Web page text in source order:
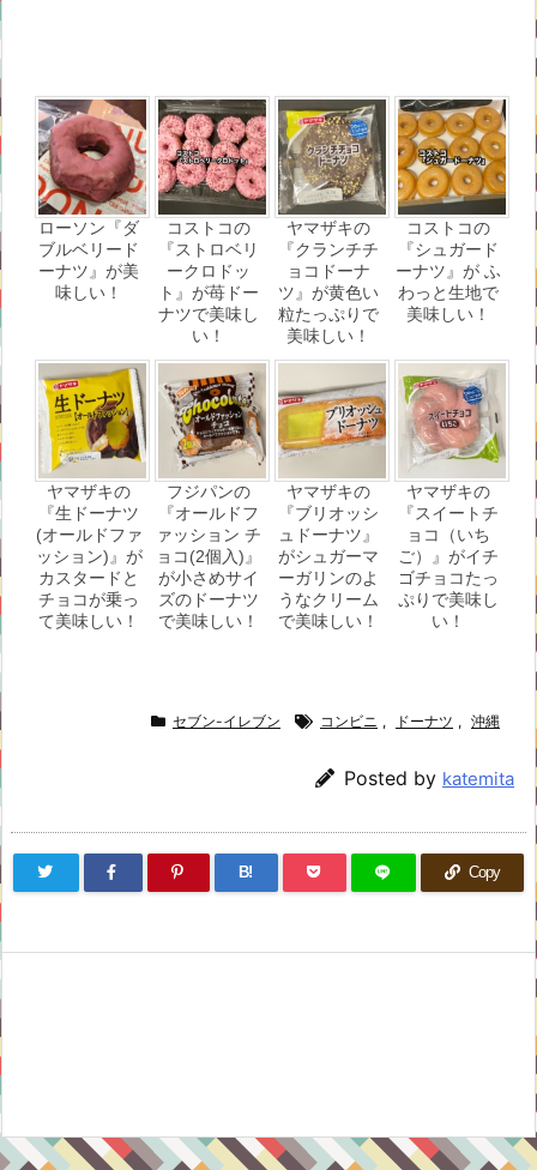
ローソン『ダ
ブルベリード
ーナツ』が美
味しい！
コストコの
『ストロベリ
ークロドッ
ト』が苺ドー
ナツで美味し
い！
ヤマザキの
『クランチチ
ョコドーナ
ツ』が黄色い
粒たっぷりで
美味しい！
コストコの
『シュガード
ーナツ』が ふ
わっと生地で
美味しい！
ヤマザキの
『生ドーナツ
(オールドファ
ッション)』が
カスタードと
チョコが乗っ
て美味しい！
フジパンの
『オールドフ
ァッション チ
ョコ(2個入)』
が小さめサイ
ズのドーナツ
で美味しい！
ヤマザキの
『ブリオッシ
ュドーナツ』
がシュガーマ
ーガリンのよ
うなクリーム
で美味しい！
ヤマザキの
『スイートチ
ョコ（いち
ご）』がイチ
ゴチョコたっ
ぷりで美味し
い！
セブン-イレブン コンビニ , ドーナツ , 沖縄
Posted by katemita
B! Copy